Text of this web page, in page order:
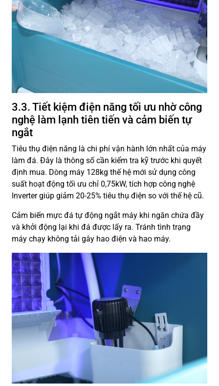
3.3. Tiết kiệm điện năng tối ưu nhờ công
nghệ làm lạnh tiên tiến và cảm biến tự
ngắt
Tiêu thụ điện năng là chi phí vận hành lớn nhất của máy
làm đá. Đây là thông số cần kiểm tra kỹ trước khi quyết
định mua. Dòng máy 128kg thế hệ mới sử dụng công
suất hoạt động tối ưu chỉ 0,75kW, tích hợp công nghệ
Inverter giúp giảm 20-25% tiêu thụ điện so với thế hệ cũ.
Cảm biến mực đá tự động ngắt máy khi ngăn chứa đầy
và khởi động lại khi đá được lấy ra. Tránh tình trạng
máy chạy không tải gây hao điện và hao máy.